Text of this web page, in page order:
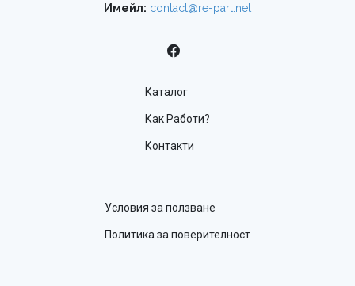
Имейл: contact@re-part.net
Каталог
Как Работи?
Контакти
Условия за ползване
Политика за поверителност